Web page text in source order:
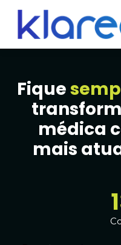
Fique
médica
mais